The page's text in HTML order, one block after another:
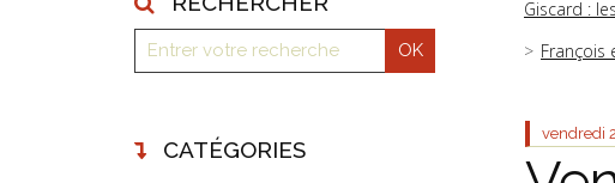
CATÉGORIES
Giscard :
François
vendredi